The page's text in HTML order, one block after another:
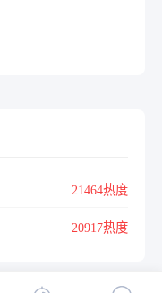
21464热度
20917热度